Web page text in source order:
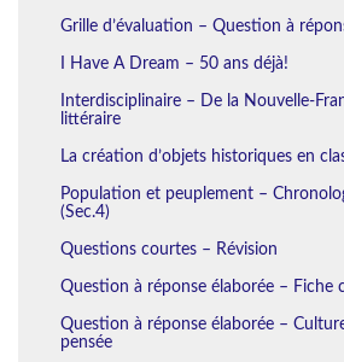
Grille d’évaluation – Question à
I Have A Dream – 50 ans déjà!
Interdisciplinaire – De la Nouvelle-
littéraire
La création d’objets historiques en
Population et peuplement –
(Sec.4)
Questions courtes – Révision
Question à réponse élaborée – Fiche
Question à réponse élaborée –
pensée